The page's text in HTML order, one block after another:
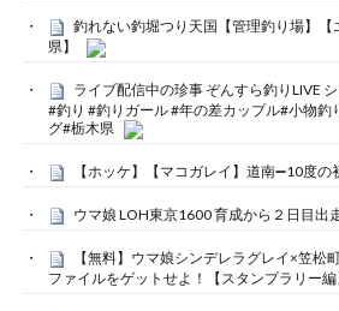
釣れない釣堀つり天国【管理釣り場】
県】
ライブ配信中の珍事 ぞんすら釣りLIVE
#釣り #釣りガール #年の差カップル#小物釣
グ#栃木県
【ホッケ】【マコガレイ】道南➖10度の
ウマ娘 LOH東京1600 育成から２日目出
【無料】ウマ娘シンデレラグレイ×笠松
ファイルをゲットせよ！【スタンプラリー編